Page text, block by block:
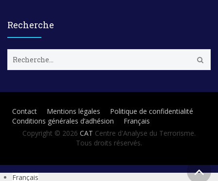
Recherche
c
e
Contact Mentions légales
Politique de confidentialité
Conditions générales d’adhésion
Français
Copyright © 2026 CAT Centre d'Analyse du Terrorisme.
Tous droits réservés.
Français